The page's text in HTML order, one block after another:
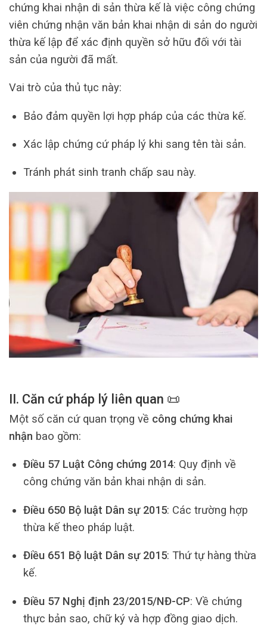
chứng khai nhận di sản thừa kế là việc công chứng
viên chứng nhận văn bản khai nhận di sản do người
thừa kế lập để xác định quyền sở hữu đối với tài
sản của người đã mất.
Vai trò của thủ tục này:
Bảo đảm quyền lợi hợp pháp của các thừa kế.
Xác lập chứng cứ pháp lý khi sang tên tài sản.
Tránh phát sinh tranh chấp sau này.
II. Căn cứ pháp lý liên quan 📜
Một số căn cứ quan trọng về công chứng khai
nhận bao gồm:
Điều 57 Luật Công chứng 2014: Quy định về
công chứng văn bản khai nhận di sản.
Điều 650 Bộ luật Dân sự 2015: Các trường hợp
thừa kế theo pháp luật.
Điều 651 Bộ luật Dân sự 2015: Thứ tự hàng thừa
kế.
Điều 57 Nghị định 23/2015/NĐ-CP: Về chứng
thực bản sao, chữ ký và hợp đồng giao dịch.